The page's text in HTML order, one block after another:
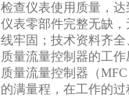
仪表使用质量，达
零部件完整无缺，
牢固；技术资料齐全
流量控制器的工作
流量控制器（MFC
满量程，在工作的